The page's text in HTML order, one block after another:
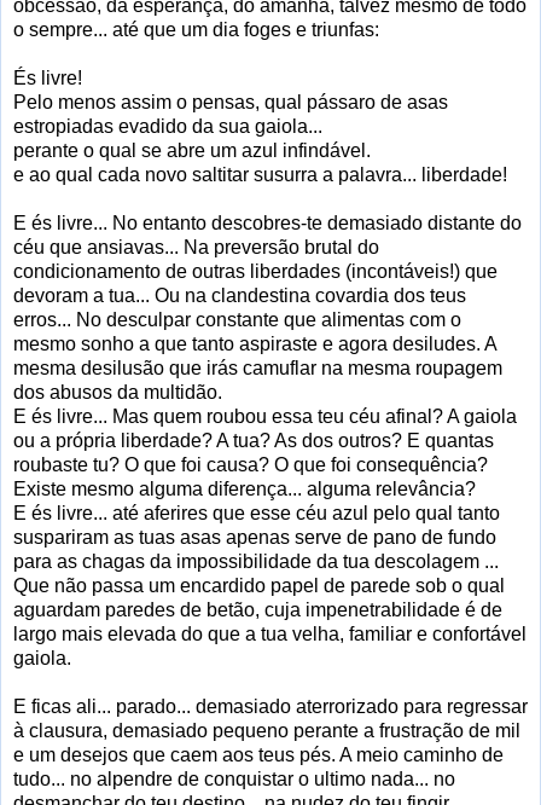
obcessão, da esperança, do amanhã, talvez mesmo de todo
o sempre... até que um dia foges e triunfas:
És livre!
Pelo menos assim o pensas, qual pássaro de asas
estropiadas evadido da sua gaiola...
perante o qual se abre um azul infindável.
e ao qual cada novo saltitar susurra a palavra... liberdade!
E és livre... No entanto descobres-te demasiado distante do
céu que ansiavas... Na preversão brutal do
condicionamento de outras liberdades (incontáveis!) que
devoram a tua... Ou na clandestina covardia dos teus
erros... No desculpar constante que alimentas com o
mesmo sonho a que tanto aspiraste e agora desiludes. A
mesma desilusão que irás camuflar na mesma roupagem
dos abusos da multidão.
E és livre... Mas quem roubou essa teu céu afinal? A gaiola
ou a própria liberdade? A tua? As dos outros? E quantas
roubaste tu? O que foi causa? O que foi consequência?
Existe mesmo alguma diferença... alguma relevância?
E és livre... até aferires que esse céu azul pelo qual tanto
suspariram as tuas asas apenas serve de pano de fundo
para as chagas da impossibilidade da tua descolagem ...
Que não passa um encardido papel de parede sob o qual
aguardam paredes de betão, cuja impenetrabilidade é de
largo mais elevada do que a tua velha, familiar e confortável
gaiola.
E ficas ali... parado... demasiado aterrorizado para regressar
à clausura, demasiado pequeno perante a frustração de mil
e um desejos que caem aos teus pés. A meio caminho de
tudo... no alpendre de conquistar o ultimo nada... no